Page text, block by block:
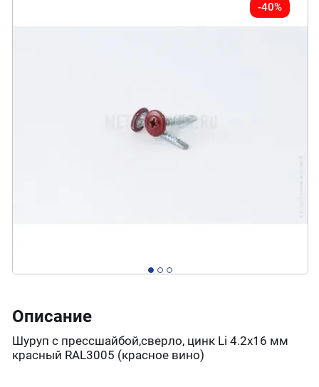
-40%
Описание
Шуруп с прессшайбой,сверло, цинк Li 4.2х16 мм
красный RAL3005 (красное вино)